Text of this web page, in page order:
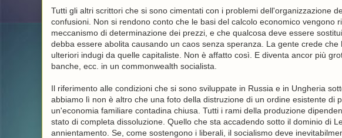
Tutti gli altri scrittori che si sono cimentati con i problemi dell'organizzazione
confusioni. Non si rendono conto che le basi del calcolo economico vengono
meccanismo di determinazione dei prezzi, e che qualcosa deve essere
debba essere abolita causando un caos senza speranza. La gente crede
ulteriori indugi da quelle capitaliste. Non è affatto così. E diventa ancor più
banche, ecc. in un commonwealth socialista.
Il riferimento alle condizioni che si sono sviluppate in Russia e in Ungheria
abbiamo lì non è altro che una foto della distruzione di un ordine esistente di
un'economia familiare contadina chiusa. Tutti i rami della produzione
stato di completa dissoluzione. Quello che sta accadendo sotto il dominio di
annientamento. Se, come sostengono i liberali, il socialismo deve